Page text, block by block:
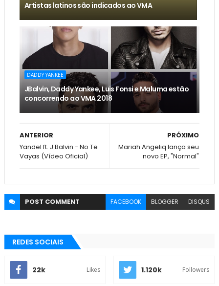
Artistas latinos são indicados ao VMA
DADDY YANKEE
JBalvin, Daddy Yankee, Luis Fonsi e Maluma estão
concorrendo ao VMA 2018
PRÓXIMO
Mariah Angeliq lança seu
novo EP, "Normal"
ANTERIOR
Yandel ft. J Balvin - No Te
Vayas (Vídeo Oficial)
POST COMMENT FACEBOOK BLOGGER DISQUS
REDES SOCIAIS
22k Likes 1.120k Followers